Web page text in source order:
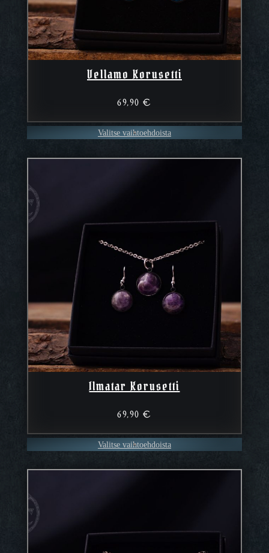
Vellamo Korusetti
69,90€
Valitse vaihtoehdoista
Ilmatar Korusetti
69,90€
Valitse vaihtoehdoista